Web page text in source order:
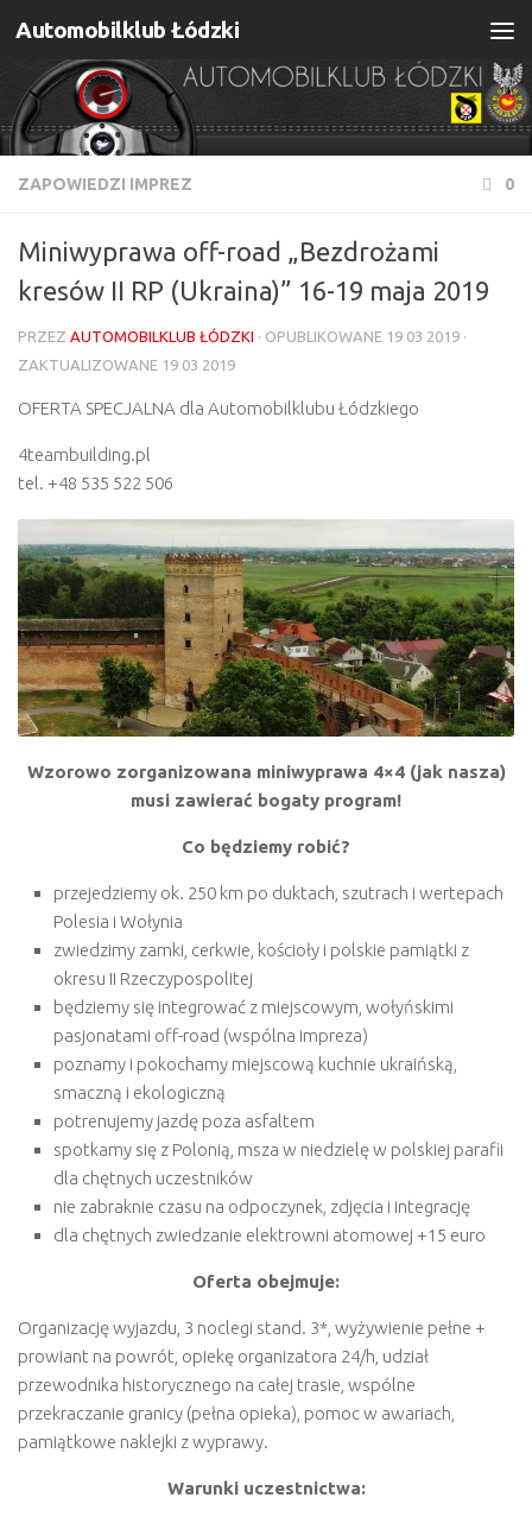
Skip to content
Automobilklub Łódzki
ZAPOWIEDZI IMPREZ 0
Miniwyprawa off-road „Bezdrożami
kresów II RP (Ukraina)” 16-19 maja 2019
PRZEZ AUTOMOBILKLUB ŁÓDZKI · OPUBLIKOWANE 19 03 2019 ·
ZAKTUALIZOWANE 19 03 2019
OFERTA SPECJALNA dla Automobilklubu Łódzkiego
4teambuilding.pl
tel. +48 535 522 506
Wzorowo zorganizowana miniwyprawa 4×4 (jak nasza)
musi zawierać bogaty program!
Co będziemy robić?
przejedziemy ok. 250 km po duktach, szutrach i wertepach
Polesia i Wołynia
zwiedzimy zamki, cerkwie, kościoły i polskie pamiątki z
okresu II Rzeczypospolitej
będziemy się integrować z miejscowym, wołyńskimi
pasjonatami off-road (wspólna impreza)
poznamy i pokochamy miejscową kuchnie ukraińską,
smaczną i ekologiczną
potrenujemy jazdę poza asfaltem
spotkamy się z Polonią, msza w niedzielę w polskiej parafii
dla chętnych uczestników
nie zabraknie czasu na odpoczynek, zdjęcia i integrację
dla chętnych zwiedzanie elektrowni atomowej +15 euro
Oferta obejmuje:
Organizację wyjazdu, 3 noclegi stand. 3*, wyżywienie pełne +
prowiant na powrót, opiekę organizatora 24/h, udział
przewodnika historycznego na całej trasie, wspólne
przekraczanie granicy (pełna opieka), pomoc w awariach,
pamiątkowe naklejki z wyprawy.
Warunki uczestnictwa: